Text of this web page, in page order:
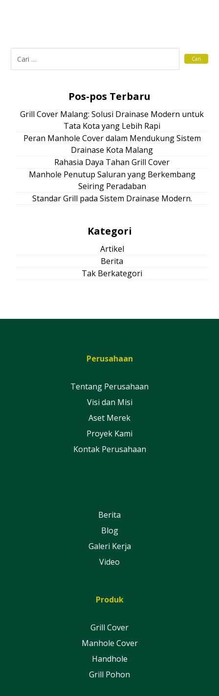
Pos-pos Terbaru
Grill Cover Malang: Solusi Drainase Modern untuk
Tata Kota yang Lebih Rapi
Peran Manhole Cover dalam Mendukung Sistem
Drainase Kota Malang
Rahasia Daya Tahan Grill Cover
Manhole Penutup Saluran yang Berkembang
Seiring Peradaban
Standar Grill pada Sistem Drainase Modern.
Kategori
Artikel
Berita
Tak Berkategori
Perusahaan
Tentang Perusahaan
Visi dan Misi
Aset Merek
Proyek Kami
Kontak Perusahaan
Berita
Blog
Galeri Kerja
Video
Produk
Grill Cover
Manhole Cover
Handhole
Grill Pohon